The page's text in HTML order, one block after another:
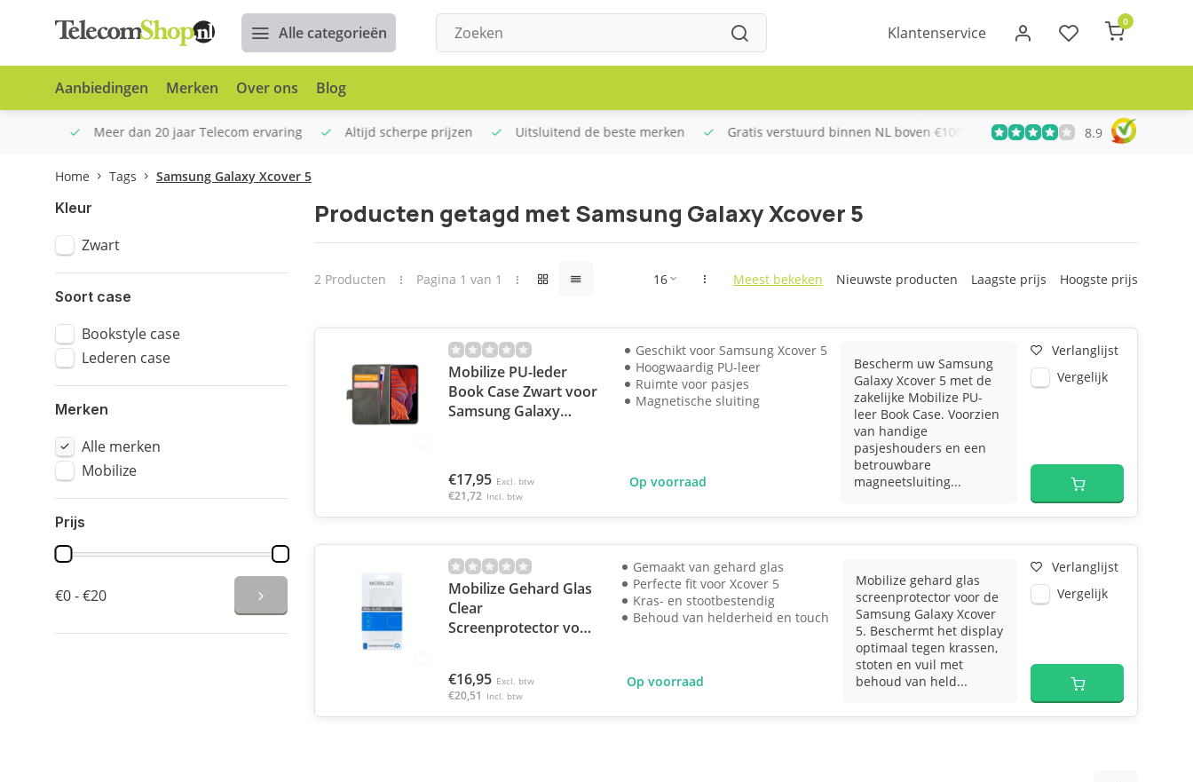
Alle categorieën Klantenservice
0
Aanbiedingen Merken Over ons Blog
Meer dan 20 jaar Telecom ervaring Altijd scherpe prijzen Uitsluitend de beste merken Gratis verstuurd binnen NL boven €100 Meer dan 20 jaar Telecom
8.9
Home Tags Samsung Galaxy Xcover 5
Kleur
Zwart
Soort case
Bookstyle case
Lederen case
Merken
Alle merken
Mobilize
Prijs
€0 - €20
Producten getagd met Samsung Galaxy Xcover 5
2 Producten Pagina 1 van 1 Meest bekeken Nieuwste producten Laagste prijs Hoogste prijs
Mobilize PU-leder
Book Case Zwart voor
Samsung Galaxy
€17,95 Excl. btw
€21,72 Incl. btw
Geschikt voor Samsung Xcover 5
Hoogwaardig PU-leer
Ruimte voor pasjes
Magnetische sluiting
Op voorraad
Bescherm uw Samsung
Galaxy Xcover 5 met de
zakelijke Mobilize PU-
leer Book Case. Voorzien
van handige
pasjeshouders en een
betrouwbare
magneetsluiting...
Verlanglijst
Vergelijk
Mobilize Gehard Glas
Clear
Screenprotector voor
€16,95 Excl. btw
€20,51 Incl. btw
Gemaakt van gehard glas
Perfecte fit voor Xcover 5
Kras- en stootbestendig
Behoud van helderheid en touch
Op voorraad
Mobilize gehard glas
screenprotector voor de
Samsung Galaxy Xcover
5. Beschermt het display
optimaal tegen krassen,
stoten en vuil met
behoud van held...
Verlanglijst
Vergelijk